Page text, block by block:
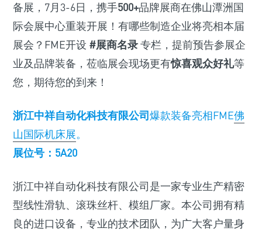
备展，7月3-6日，携手500+品牌展商在佛山潭洲国
际会展中心重装开展！有哪些制造企业将亮相本届
展会？FME开设 #展商名录专栏，提前预告参展企
业及品牌装备，莅临展会现场更有惊喜观众好礼等
您，期待您的到来！
浙江中祥自动化科技有限公司爆款装备亮相FME佛
山国际机床展。
展位号：5A20
浙江中祥自动化科技有限公司是一家专业生产精密
型线性滑轨、滚珠丝杆、模组厂家。本公司拥有精
良的进口设备，专业的技术团队，为广大客户量身